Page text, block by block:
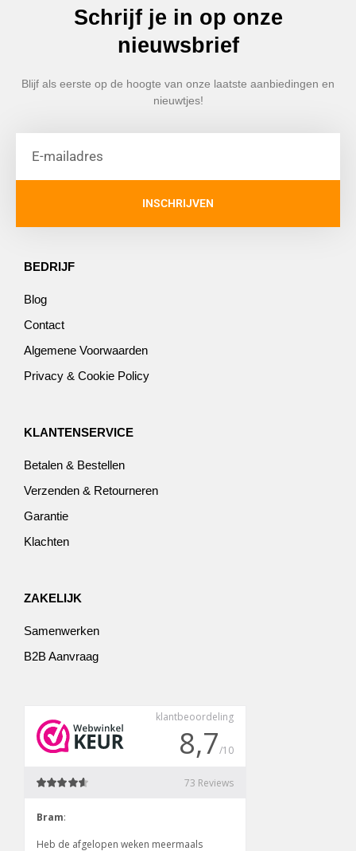
Schrijf je in op onze
nieuwsbrief
Blijf als eerste op de hoogte van onze laatste aanbiedingen en
nieuwtjes!
INSCHRIJVEN
BEDRIJF
Blog
Contact
Algemene Voorwaarden
Privacy & Cookie Policy
KLANTENSERVICE
Betalen & Bestellen
Verzenden & Retourneren
Garantie
Klachten
ZAKELIJK
Samenwerken
B2B Aanvraag